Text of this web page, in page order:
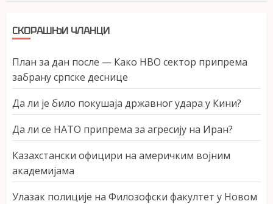
СКОРАШЊИ ЧЛАНЦИ
План за дан после — Како НВО сектор припрема
забрану српске деснице
Да ли је било покушаја државног удара у Кини?
Да ли се НАТО припрема за агресију на Иран?
Казахстански официри на америчким војним
академијама
Улазак полиције на Филозофски факултет у Новом